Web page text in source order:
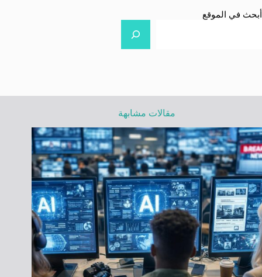
أبحث في الموقع
مقالات مشابهة